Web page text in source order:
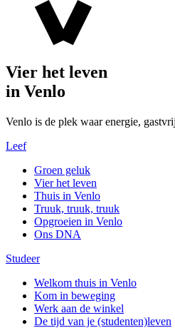
Vier het leven
in Venlo
Venlo is de plek waar energie,
Leef
Groen geluk
Vier het leven
Thuis in Venlo
Truuk, truuk, truuk
Opgroeien in Venlo
Ons DNA
Studeer
Welkom thuis in Venlo
Kom in beweging
Werk aan de winkel
De tijd van je (studenten)leven